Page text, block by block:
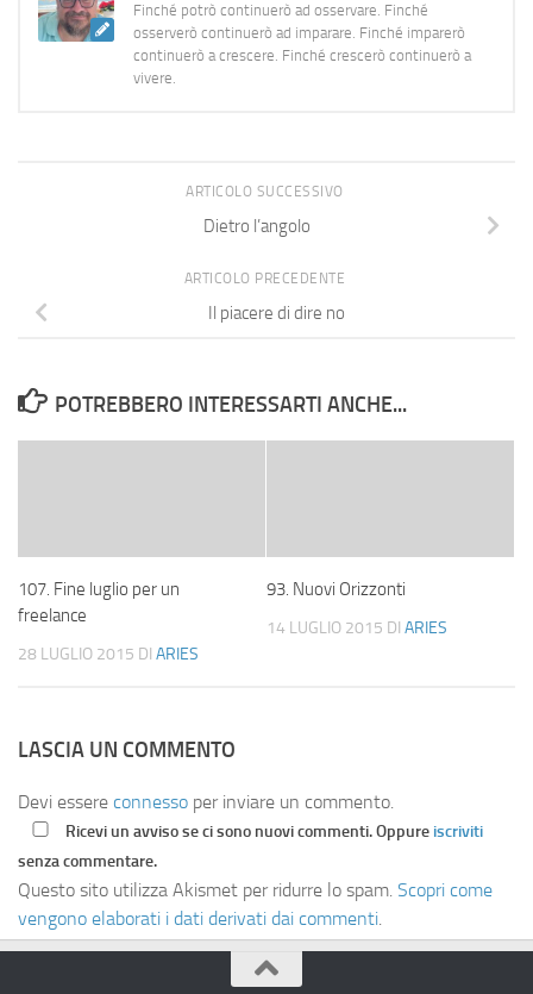
Finché potrò continuerò ad osservare. Finché
osserverò continuerò ad imparare. Finché imparerò
continuerò a crescere. Finché crescerò continuerò a
vivere.
ARTICOLO SUCCESSIVO
Dietro l’angolo
ARTICOLO PRECEDENTE
Il piacere di dire no
POTREBBERO INTERESSARTI ANCHE...
107. Fine luglio per un
freelance
28 LUGLIO 2015 DI ARIES
93. Nuovi Orizzonti
14 LUGLIO 2015 DI ARIES
LASCIA UN COMMENTO
Devi essere connesso per inviare un commento.
Ricevi un avviso se ci sono nuovi commenti. Oppure iscriviti
senza commentare.
Questo sito utilizza Akismet per ridurre lo spam. Scopri come
vengono elaborati i dati derivati dai commenti.